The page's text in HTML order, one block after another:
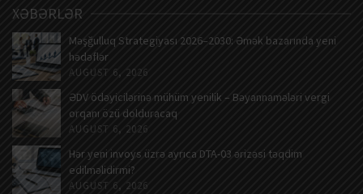
XƏBƏRLƏR
Məşğulluq Strategiyası 2026–2030: Əmək bazarında yeni
hədəflər
AUGUST 6, 2026
ƏDV ödəyicilərinə mühüm yenilik – Bəyannamələri vergi
orqanı özü dolduracaq
AUGUST 6, 2026
Hər yeni invoys üzrə ayrıca DTA-03 ərizəsi təqdim
edilməlidirmi?
AUGUST 6, 2026